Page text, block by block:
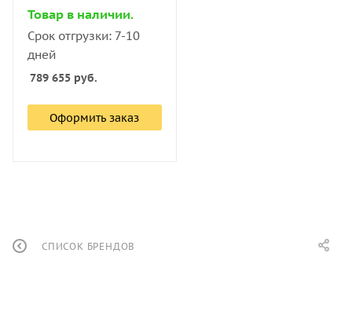
Товар в наличии.
Срок отгрузки: 7-10
дней
789 655 руб.
Оформить заказ
СПИСОК БРЕНДОВ